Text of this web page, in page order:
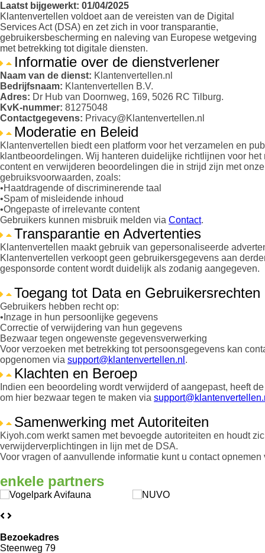
Laatst bijgewerkt: 01/04/2025
Klantenvertellen voldoet aan de vereisten van de Digital
Services Act (DSA) en zet zich in voor transparantie,
gebruikersbescherming en naleving van Europese wetgeving
met betrekking tot digitale diensten.
Informatie over de dienstverlener
Naam van de dienst: Klantenvertellen.nl
Bedrijfsnaam: Klantenvertellen B.V.
Adres: Dr Hub van Doornweg, 169, 5026 RC Tilburg.
KvK-nummer: 81275048
Contactgegevens: Privacy@Klantenvertellen.nl
Moderatie en Beleid
Klantenvertellen biedt een platform voor het verzamelen en
klantbeoordelingen. Wij hanteren duidelijke richtlijnen voor het
content en verwijderen beoordelingen die in strijd zijn met onze
gebruiksvoorwaarden, zoals:
•Haatdragende of discriminerende taal
•Spam of misleidende inhoud
•Ongepaste of irrelevante content
Gebruikers kunnen misbruik melden via Contact.
Transparantie en Advertenties
Klantenvertellen maakt gebruik van gepersonaliseerde
Klantenvertellen verkoopt geen gebruikersgegevens aan
gesponsorde content wordt duidelijk als zodanig aangegeven.
Toegang tot Data en Gebruikersrechten
Gebruikers hebben recht op:
•Inzage in hun persoonlijke gegevens
Correctie of verwijdering van hun gegevens
Bezwaar tegen ongewenste gegevensverwerking
Voor verzoeken met betrekking tot persoonsgegevens kan
opgenomen via support@klantenvertellen.nl .
Klachten en Beroep
Indien een beoordeling wordt verwijderd of aangepast, heeft
om hier bezwaar tegen te maken via
Samenwerking met Autoriteiten
Kiyoh.com werkt samen met bevoegde autoriteiten en houdt
verwijderverplichtingen in lijn met de DSA.
Voor vragen of aanvullende informatie kunt u contact
enkele partners
Bezoekadres
Steenweg 79